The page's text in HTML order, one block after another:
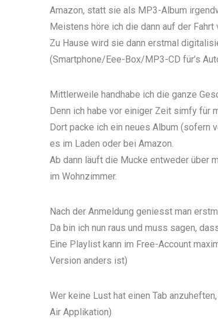
Amazon, statt sie als MP3-Album
Meistens höre ich die dann auf der
Zu Hause wird sie dann erstmal
(Smartphone/Eee-Box/MP3-CD für’s
Mittlerweile handhabe ich die ganze
Denn ich habe vor einiger Zeit simfy für
Dort packe ich ein neues Album (sofern
es im Laden oder bei Amazon.
Ab dann läuft die Mucke entweder über
im Wohnzimmer.
Nach der Anmeldung geniesst man
Da bin ich nun raus und muss sagen,
Eine Playlist kann im Free-Account
Version anders ist)
Wer keine Lust hat einen Tab
Air Applikation)